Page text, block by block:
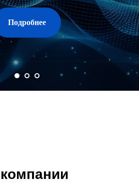
Подробнее